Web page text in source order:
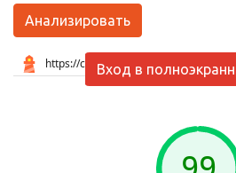
Анализировать
Вход в